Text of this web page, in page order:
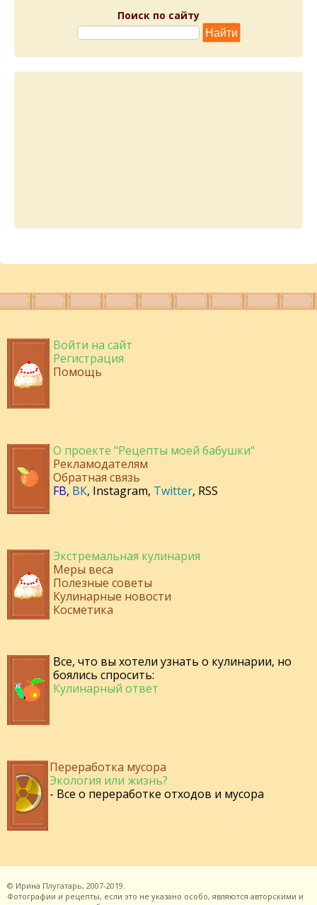
Поиск по сайту
Войти на сайт
Регистрация
Помощь
О проекте "Рецепты моей бабушки"
Рекламодателям
Обратная связь
FB, ВК, Instagram, Twitter, RSS
Экстремальная кулинария
Меры веса
Полезные советы
Кулинарные новости
Косметика
Все, что вы хотели узнать о кулинарии, но
боялись спросить:
Кулинарный ответ
Переработка мусора
Экология или жизнь?
- Все о переработке отходов и мусора
© Ирина Плугатарь, 2007-2019.
Фотографии и рецепты, если это не указано особо, являются авторскими и